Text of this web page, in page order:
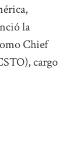
la
Chief
cargo